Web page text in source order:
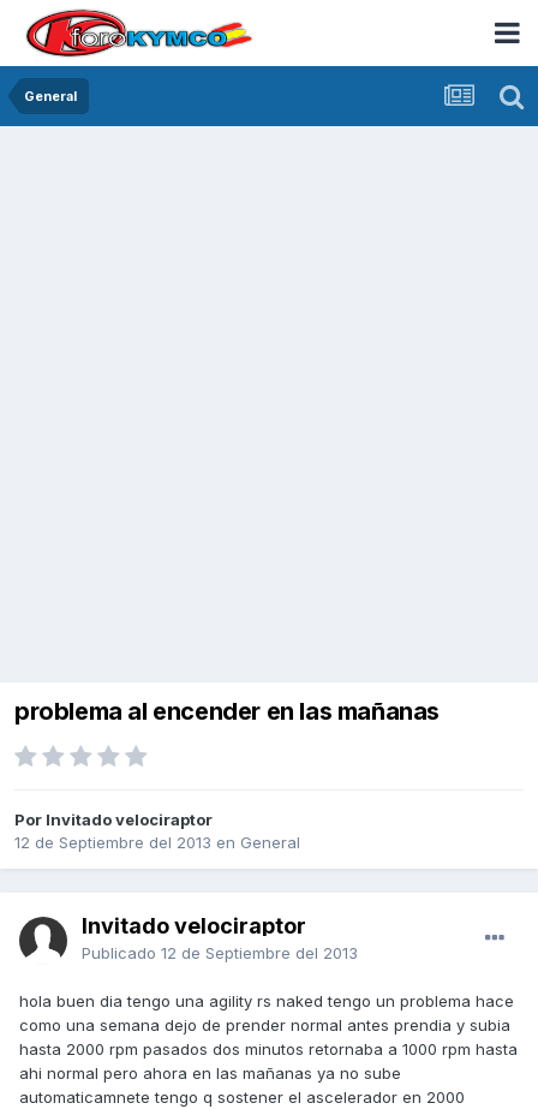
General
problema al encender en las mañanas
Por Invitado velociraptor
12 de Septiembre del 2013 en General
Invitado velociraptor
Publicado 12 de Septiembre del 2013
hola buen dia tengo una agility rs naked tengo un problema hace
como una semana dejo de prender normal antes prendia y subia
hasta 2000 rpm pasados dos minutos retornaba a 1000 rpm hasta
ahi normal pero ahora en las mañanas ya no sube
automaticamnete tengo q sostener el ascelerador en 2000